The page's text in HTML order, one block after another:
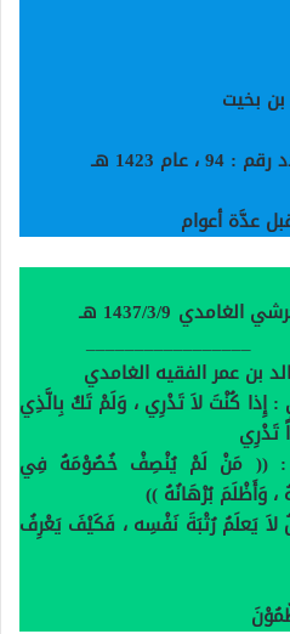
بخيت
1423 هـ
عدَّة أعوام
1437/3/9 هـ
_________________
بن عمر الفقيه الغامدي
: إِذا كُنْتَ لاَ تَدْرِي ، وَلَمْ تَكُ بِالَّذِي
تَدْرِي
: (( مَنْ لَمْ يُنْصِفْ خُصُوْمَهُ فِي
، وَأَظْلَمَ بُرْهَانُهُ ))
لاَ يَعلَمُ رُتْبَةَ نَفْسِه ، فَكَيْفَ يَعْرِفُ